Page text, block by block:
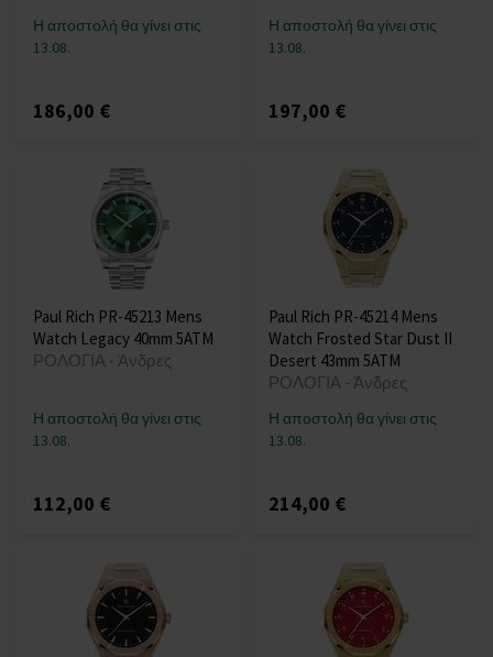
Η αποστολή θα γίνει στις
13.08.
186,00 €
Η αποστολή θα γίνει στις
13.08.
197,00 €
Paul Rich PR-45213 Mens
Watch Legacy 40mm 5ATM
ΡΟΛΟΓΙΑ - Άνδρες
Η αποστολή θα γίνει στις
13.08.
112,00 €
Paul Rich PR-45214 Mens
Watch Frosted Star Dust II
Desert 43mm 5ATM
ΡΟΛΟΓΙΑ - Άνδρες
Η αποστολή θα γίνει στις
13.08.
214,00 €